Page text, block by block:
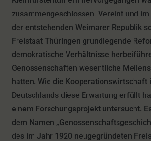
zusammengeschlossen. Vereint und
der entstehenden Weimarer Republik
Freistaat Thüringen grundlegende
demokratische Verhältnisse
Genossenschaften wesentliche
hatten. Wie die Kooperationswirtschaft
Deutschlands diese Erwartung erfüllt
einem Forschungsprojekt untersucht.
dem Namen
des im Jahr 1920 neugegründeten